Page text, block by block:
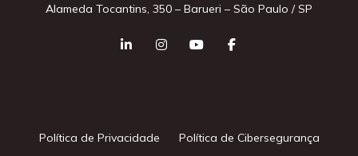
Alameda Tocantins, 350 – Barueri – São Paulo / SP
Política de Privacidade Política de Cibersegurança